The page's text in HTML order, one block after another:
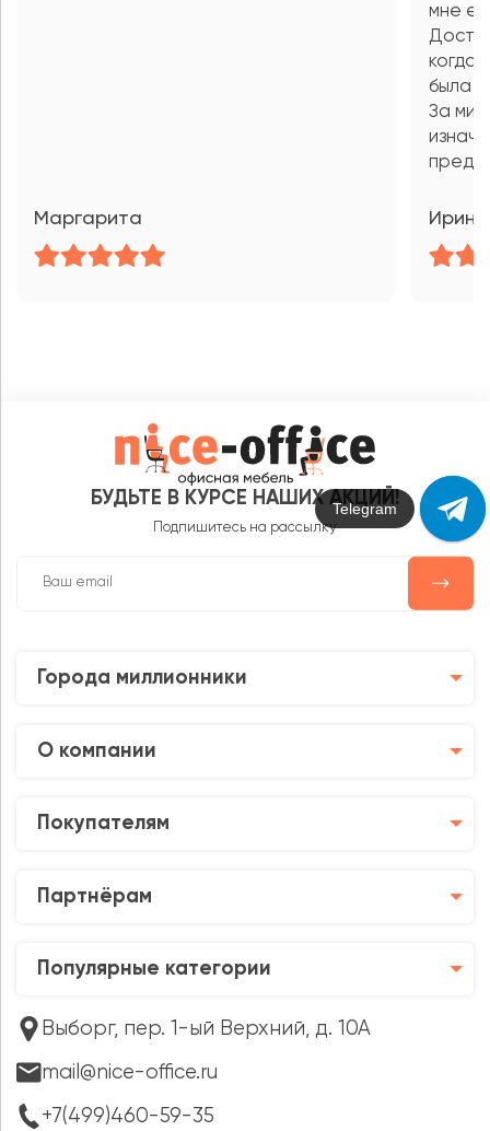
Маргарита
мне
когда
была
За
Ирина
БУДЬТЕ В КУРСЕ НАШИХ АКЦИЙ!
Подпишитесь на рассылку
Города миллионники
О компании
Покупателям
Партнёрам
Популярные категории
Выборг, пер. 1-ый Верхний, д. 10А
mail@nice-office.ru
+7(499)460-59-35
Max